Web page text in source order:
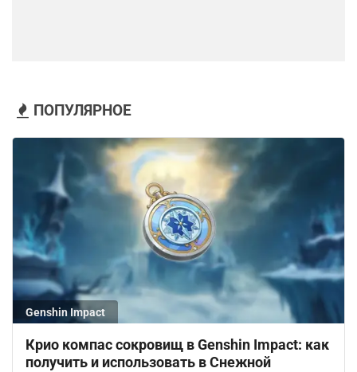
ПОПУЛЯРНОЕ
Genshin Impact
Крио компас сокровищ в Genshin Impact: как
получить и использовать в Снежной